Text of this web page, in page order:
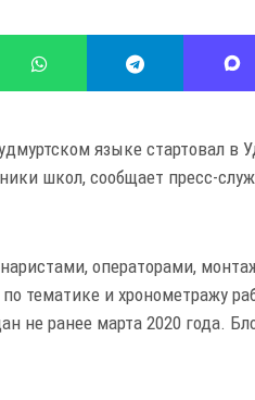
языке стартовал в
школ, сообщает пресс-
операторами,
тематике и хронометражу
не ранее марта 2020 года.